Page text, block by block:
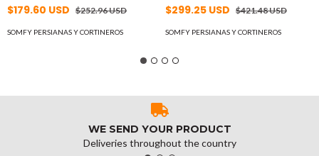
$179.60 USD $252.96 USD
SOMFY PERSIANAS Y CORTINEROS
$299.25 USD $421.48 USD
SOMFY PERSIANAS Y CORTINEROS
WE SEND YOUR PRODUCT
Deliveries throughout the country